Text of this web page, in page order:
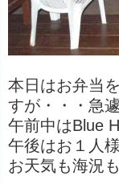
本日はお弁当
すが・・・急
午前中はBlue
午後はお１人
お天気も海況